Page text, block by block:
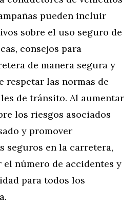
pueden incluir
sobre el uso seguro de
consejos para
de manera segura y
respetar las normas de
de tránsito. Al aumentar
los riesgos asociados
y promover
seguros en la carretera,
el número de accidentes y
para todos los